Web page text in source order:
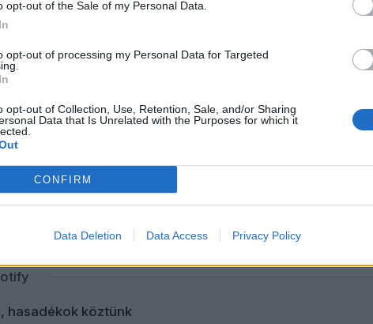
opt-out of the Sale of my Personal Data.
opt-out of processing my Personal Data for Targeted
opt-out of Collection, Use, Retention, Sale, and/or Sharing
Data that Is Unrelated with the Purposes for which it
CONFIRM
Data Deletion Data Access Privacy Policy
összeesküvés, vagy a történelem megérdemelt pofonja?
És, ha igen, miért nem? A Péter&Gábor legfrissebb adása
– Konok Péter, Balogh Gábor, Karafiáth Orsolya
hasadékok köztünk